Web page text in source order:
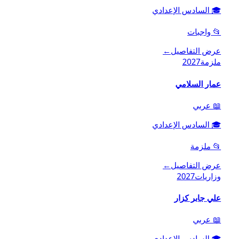
🎓 السادس الإعدادي
📂 واجبات
عرض التفاصيل←
ملزمة2027
عمار السلامي
📖 عربي
🎓 السادس الإعدادي
📂 ملزمة
عرض التفاصيل←
وزاريات2027
علي جابر كزار
📖 عربي